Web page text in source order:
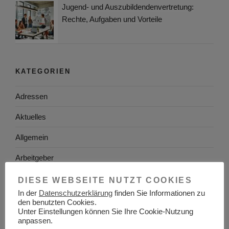
Jugend- und Auszubildendenvertretung:
Rechte, Aufgaben und Vorteile
KATEGORIEN
Adressen
Aktuelles
Allgemein
Arbeitgeber
Arbeitsplatzsuche
Arbeitsrecht
Arbeitswelt
DIESE WEBSEITE NUTZT COOKIES
In der Datenschutzerklärung finden Sie Informationen zu
den benutzten Cookies.
Unter Einstellungen können Sie Ihre Cookie-Nutzung
anpassen.